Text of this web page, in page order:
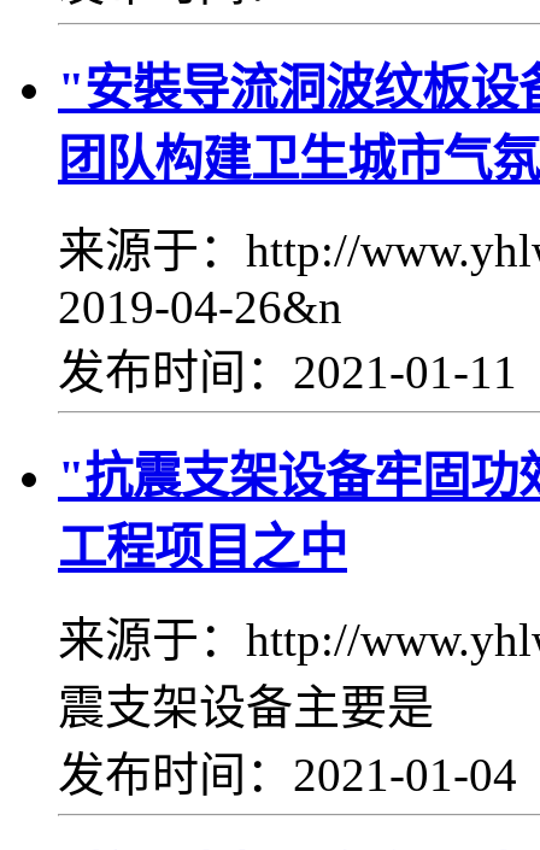
"安裝导流洞波纹板设
团队构建卫生城市气氛
来源于：http://
2019-04-26&n
发布时间：2021-01-
"抗震支架设备牢固功
工程项目之中
来源于：http://
震支架设备主要是
发布时间：2021-01-